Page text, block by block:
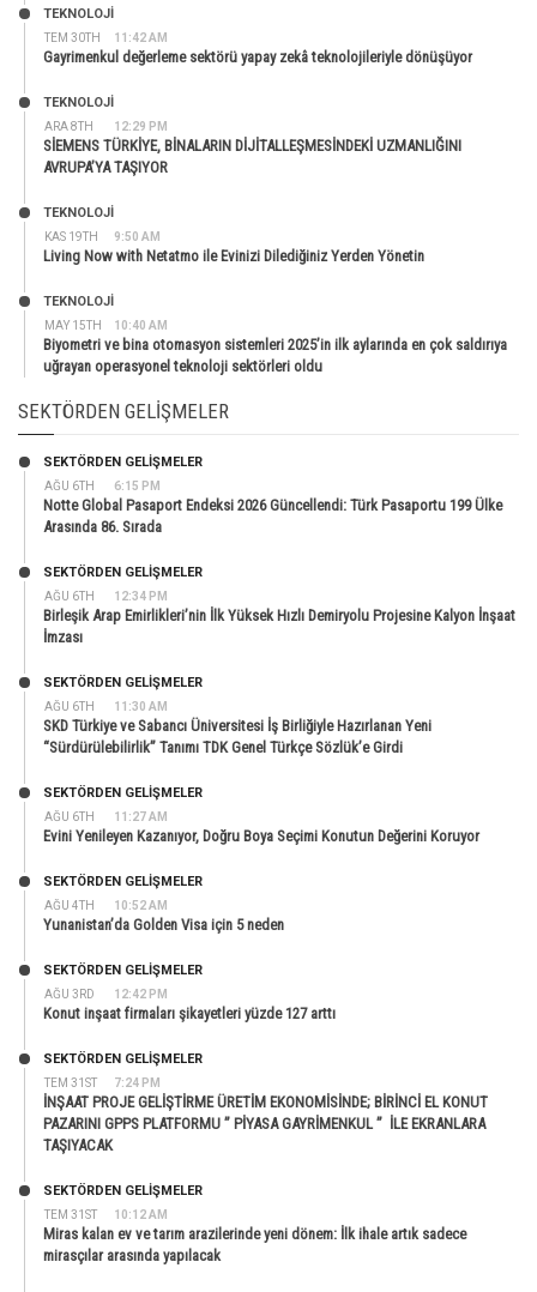
TEM 30TH 11:42 AM
TEKNOLOJİ
Gayrimenkul değerleme sektörü yapay zekâ teknolojileriyle dönüşüyor
ARA 8TH 12:29 PM
TEKNOLOJİ
SİEMENS TÜRKİYE, BİNALARIN DİJİTALLEŞMESİNDEKİ UZMANLIĞINI
AVRUPA’YA TAŞIYOR
KAS 19TH 9:50 AM
TEKNOLOJİ
Living Now with Netatmo ile Evinizi Dilediğiniz Yerden Yönetin
MAY 15TH 10:40 AM
TEKNOLOJİ
Biyometri ve bina otomasyon sistemleri 2025’in ilk aylarında en çok saldırıya
uğrayan operasyonel teknoloji sektörleri oldu
SEKTÖRDEN GELIŞMELER
AĞU 6TH 6:15 PM
SEKTÖRDEN GELIŞMELER
Notte Global Pasaport Endeksi 2026 Güncellendi: Türk Pasaportu 199 Ülke
Arasında 86. Sırada
AĞU 6TH 12:34 PM
SEKTÖRDEN GELIŞMELER
Birleşik Arap Emirlikleri’nin İlk Yüksek Hızlı Demiryolu Projesine Kalyon İnşaat
İmzası
AĞU 6TH 11:30 AM
SEKTÖRDEN GELIŞMELER
SKD Türkiye ve Sabancı Üniversitesi İş Birliğiyle Hazırlanan Yeni
“Sürdürülebilirlik” Tanımı TDK Genel Türkçe Sözlük’e Girdi
AĞU 6TH 11:27 AM
SEKTÖRDEN GELIŞMELER
Evini Yenileyen Kazanıyor, Doğru Boya Seçimi Konutun Değerini Koruyor
AĞU 4TH 10:52 AM
SEKTÖRDEN GELIŞMELER
Yunanistan’da Golden Visa için 5 neden
AĞU 3RD 12:42 PM
SEKTÖRDEN GELIŞMELER
Konut inşaat firmaları şikayetleri yüzde 127 arttı
TEM 31ST 7:24 PM
SEKTÖRDEN GELIŞMELER
İNŞAAT PROJE GELİŞTİRME ÜRETİM EKONOMİSİNDE; BİRİNCİ EL KONUT
PAZARINI GPPS PLATFORMU ” PİYASA GAYRİMENKUL ” İLE EKRANLARA
TAŞIYACAK
TEM 31ST 10:12 AM
SEKTÖRDEN GELIŞMELER
Miras kalan ev ve tarım arazilerinde yeni dönem: İlk ihale artık sadece
mirasçılar arasında yapılacak